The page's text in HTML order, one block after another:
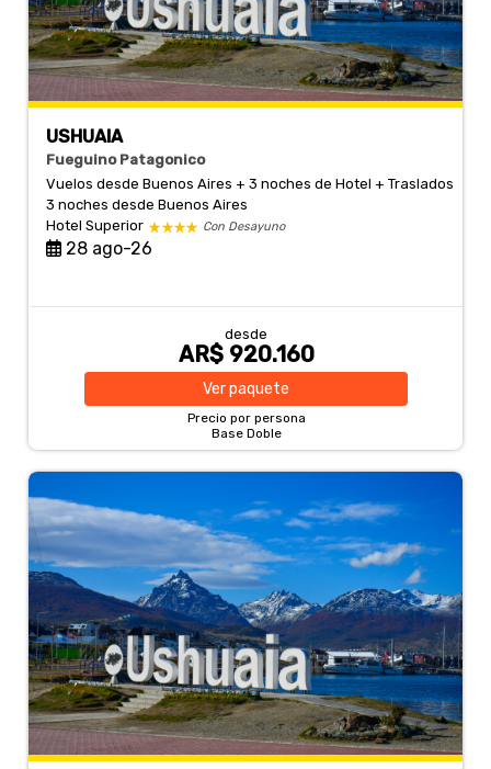
USHUAIA
Fueguino Patagonico
Vuelos desde Buenos Aires + 3 noches de Hotel + Traslados
3 nochesdesde Buenos Aires
Hotel Superior
Con Desayuno
28 ago-26
desde
AR$ 920.160
Verpaquete
Precio por persona
Base Doble